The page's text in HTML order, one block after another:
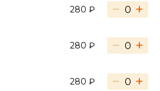
280 ₽ − +
280 ₽ − +
280 ₽ − +